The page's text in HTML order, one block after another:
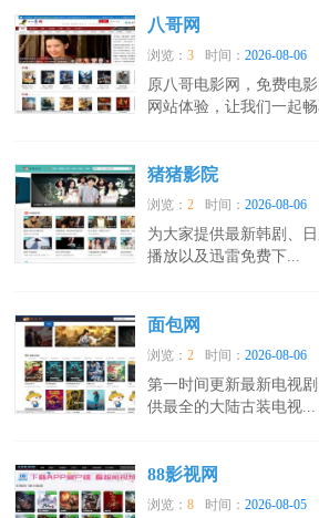
八哥网
浏览：3 时间：2026-08-06
原八哥电影网，免费电
网站体验，让我们一起
猪猪影院
浏览：2 时间：2026-08-06
为大家提供最新韩剧、
播放以及迅雷免费下...
面包网
浏览：2 时间：2026-08-06
第一时间更新最新电视
供最全的大陆古装电视...
88影视网
浏览：8 时间：2026-08-05